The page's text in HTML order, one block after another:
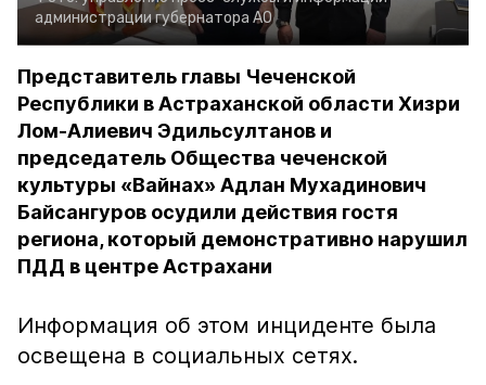
администрации губернатора АО
Представитель главы Чеченской
Республики в Астраханской области Хизри
Лом-Алиевич Эдильсултанов и
председатель Общества чеченской
культуры «Вайнах» Адлан Мухадинович
Байсангуров осудили действия гостя
региона, который демонстративно нарушил
ПДД в центре Астрахани
Информация об этом инциденте была
освещена в социальных сетях.